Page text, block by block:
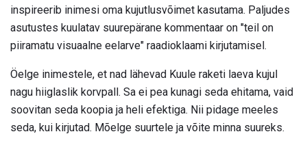
inspireerib inimesi oma kujutlusvõimet kasutama. Paljudes
asutustes kuulatav suurepärane kommentaar on "teil on
piiramatu visuaalne eelarve" raadioklaami kirjutamisel.
Öelge inimestele, et nad lähevad Kuule raketi laeva kujul
nagu hiiglaslik korvpall. Sa ei pea kunagi seda ehitama, vaid
soovitan seda koopia ja heli efektiga. Nii pidage meeles
seda, kui kirjutad. Mõelge suurtele ja võite minna suureks.